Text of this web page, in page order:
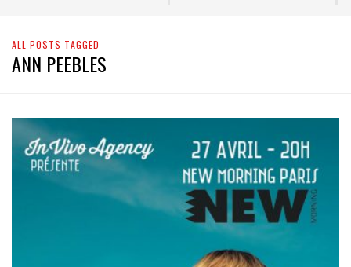
ALL POSTS TAGGED
ANN PEEBLES